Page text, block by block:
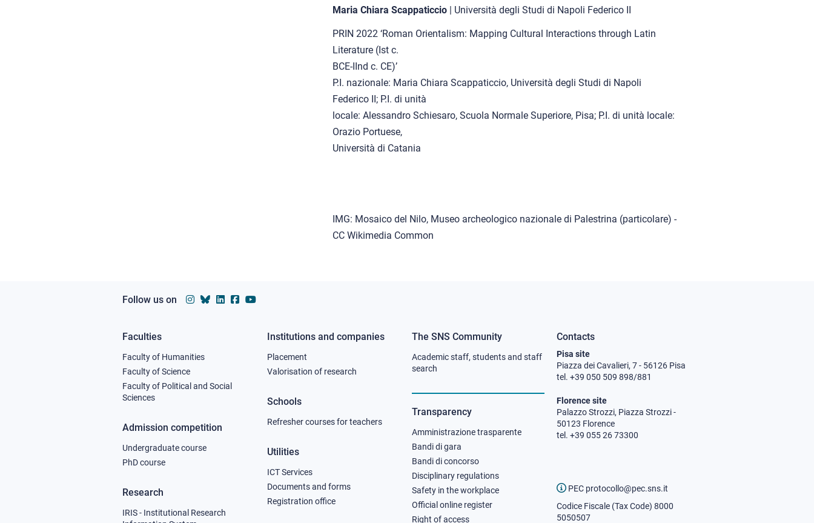
Maria Chiara Scappaticcio | Università degli Studi di Napoli Federico II
PRIN 2022 ‘Roman Orientalism: Mapping Cultural Interactions through Latin
Literature (Ist c.
BCE-IInd c. CE)’
P.I. nazionale: Maria Chiara Scappaticcio, Università degli Studi di Napoli
Federico II; P.I. di unità
locale: Alessandro Schiesaro, Scuola Normale Superiore, Pisa; P.I. di unità locale:
Orazio Portuese,
Università di Catania
IMG: Mosaico del Nilo, Museo archeologico nazionale di Palestrina (particolare) -
CC Wikimedia Common
Follow us on
Footer
column
1
Faculties
Faculty of Humanities
Faculty of Science
Faculty of Political and Social
Sciences
Admission competition
Undergraduate course
PhD course
Research
IRIS - Institutional Research
Footer
column
2
Institutions and companies
Placement
Valorisation of research
Schools
Refresher courses for teachers
Utilities
ICT Services
Documents and forms
Registration office
Footer
column
3
The SNS Community
Academic staff, students and staff
search
Transparency
Amministrazione trasparente
Bandi di gara
Bandi di concorso
Disciplinary regulations
Safety in the workplace
Official online register
Right of access
Contacts
Pisa site
Piazza dei Cavalieri, 7 - 56126 Pisa
tel. +39 050 509 898/881
Florence site
Palazzo Strozzi, Piazza Strozzi -
50123 Florence
tel. +39 055 26 73300
PEC protocollo@pec.sns.it
Codice Fiscale (Tax Code) 8000
5050507